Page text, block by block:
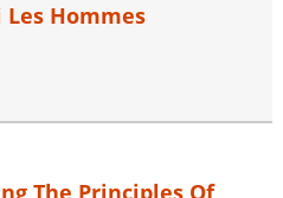
Hommes